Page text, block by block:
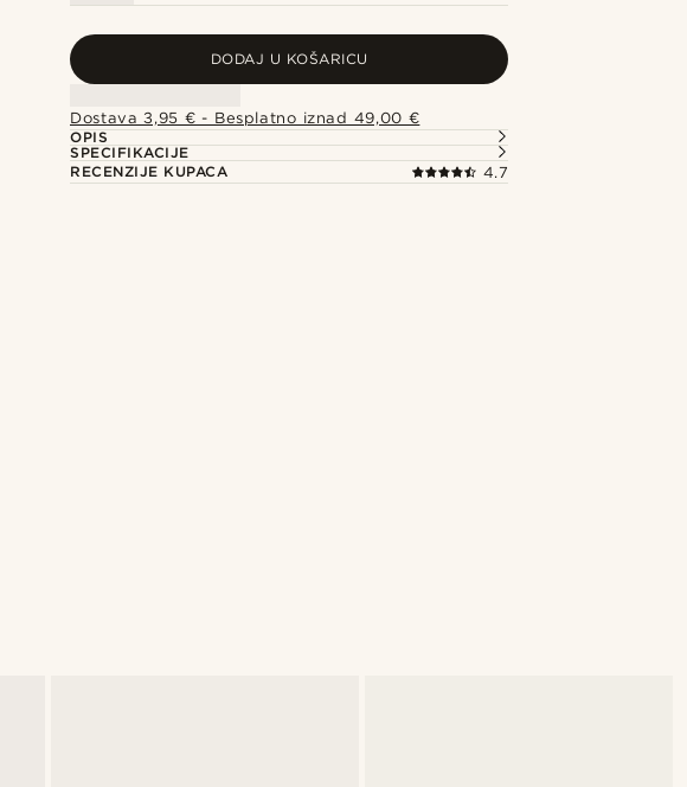
DODAJ U KOŠARICU
Dostava 3,95 € - Besplatno iznad 49,00 €
OPIS
SPECIFIKACIJE
RECENZIJE KUPACA
4.7